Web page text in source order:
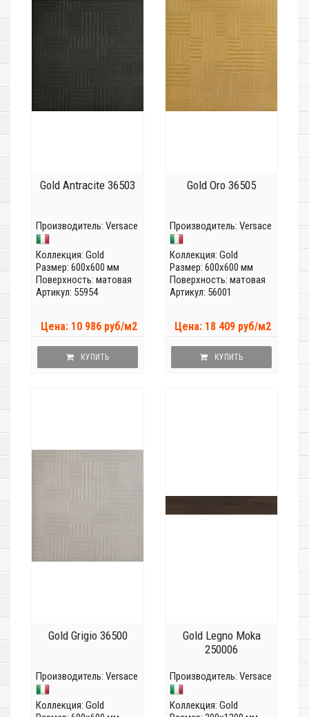
Gold Antracite 36503
Производитель: Versace
Коллекция: Gold
Размер: 600x600 мм
Поверхность: матовая
Артикул: 55954
Цена: 10 986 руб/м2
КУПИТЬ
Gold Oro 36505
Производитель: Versace
Коллекция: Gold
Размер: 600x600 мм
Поверхность: матовая
Артикул: 56001
Цена: 18 409 руб/м2
КУПИТЬ
Gold Grigio 36500
Производитель: Versace
Коллекция: Gold
Gold Legno Moka
250006
Производитель: Versace
Коллекция: Gold